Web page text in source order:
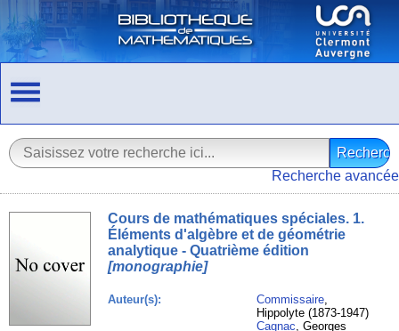
Recherche avancée
Cours de mathématiques spéciales. 1.
Éléments d'algèbre et de géométrie
analytique - Quatrième édition
[monographie]
Auteur(s): Commissaire,
Hippolyte (1873-1947)
Cagnac, Georges